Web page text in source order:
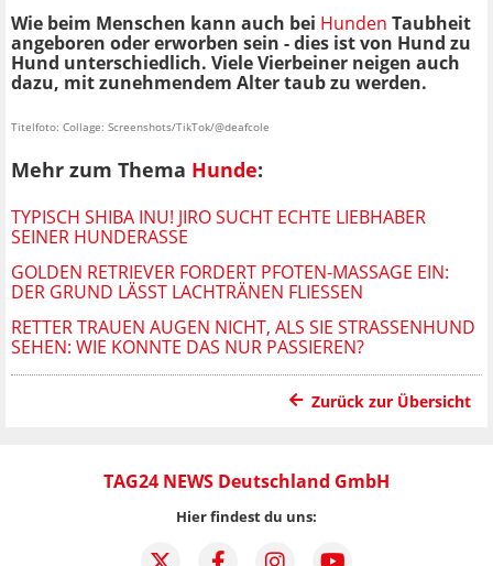
Wie beim Menschen kann auch bei Hunden Taubheit
angeboren oder erworben sein - dies ist von Hund zu
Hund unterschiedlich. Viele Vierbeiner neigen auch
dazu, mit zunehmendem Alter taub zu werden.
Titelfoto: Collage: Screenshots/TikTok/@deafcole
Mehr zum Thema Hunde:
TYPISCH SHIBA INU! JIRO SUCHT ECHTE LIEBHABER
SEINER HUNDERASSE
GOLDEN RETRIEVER FORDERT PFOTEN-MASSAGE EIN:
DER GRUND LÄSST LACHTRÄNEN FLIESSEN
RETTER TRAUEN AUGEN NICHT, ALS SIE STRASSENHUND S
EHEN: WIE KONNTE DAS NUR PASSIEREN?
Zurück zur Übersicht
TAG24 NEWS Deutschland GmbH
Hier findest du uns: